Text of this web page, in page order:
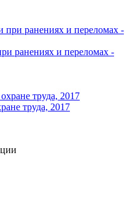
ранениях и переломах -
труда, 2017